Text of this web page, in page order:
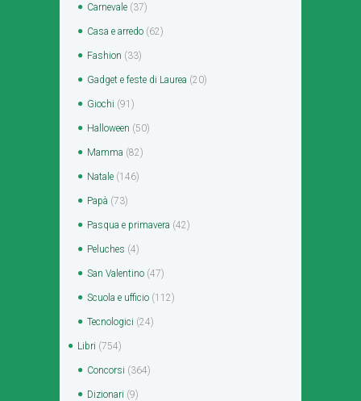
Carnevale (37)
Casa e arredo (62)
Fashion (33)
Gadget e feste di Laurea (20)
Giochi (91)
Halloween (50)
Mamma (82)
Natale (146)
Papà (73)
Pasqua e primavera (42)
Peluches (4)
San Valentino (47)
Scuola e ufficio (112)
Tecnologici (24)
Libri (754)
Concorsi (364)
Dizionari (9)